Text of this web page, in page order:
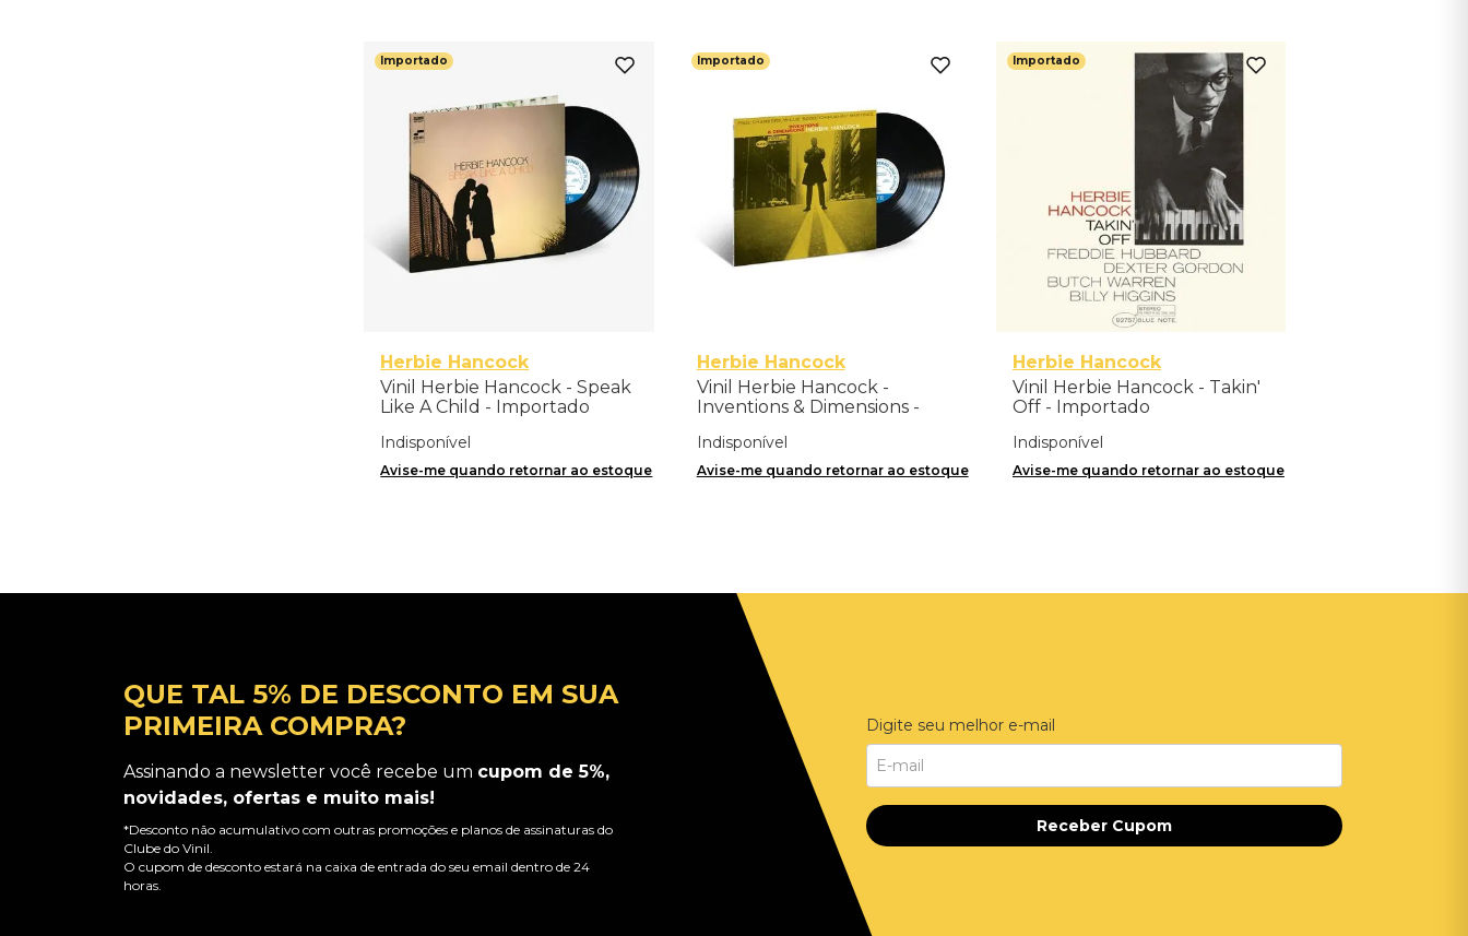
Importado
Herbie Hancock
Vinil Herbie Hancock - Speak
Like A Child - Importado
Indisponível
Avise-me quando retornar ao estoque
Importado
Herbie Hancock
Vinil Herbie Hancock -
Inventions & Dimensions -
Indisponível
Avise-me quando retornar ao estoque
Importado
Herbie Hancock
Vinil Herbie Hancock - Takin'
Off - Importado
Indisponível
Avise-me quando retornar ao estoque
QUE TAL 5% DE DESCONTO EM SUA
PRIMEIRA COMPRA?
Assinando a newsletter você recebe um cupom de 5%,
novidades, ofertas e muito mais!
*Desconto não acumulativo com outras promoções e planos de assinaturas do
Clube do Vinil.
O cupom de desconto estará na caixa de entrada do seu email dentro de 24
horas.
Digite seu melhor e-mail
Receber Cupom